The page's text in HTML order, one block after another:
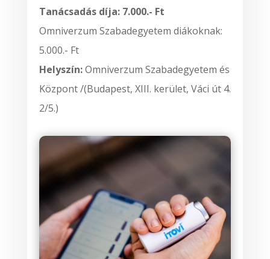
Tanácsadás díja: 7.000.- Ft
Omniverzum Szabadegyetem diákoknak:
5.000.- Ft
Helyszín:Omniverzum Szabadegyetem és
Központ /(Budapest, XIII. kerület, Váci út 4.
2/5.)